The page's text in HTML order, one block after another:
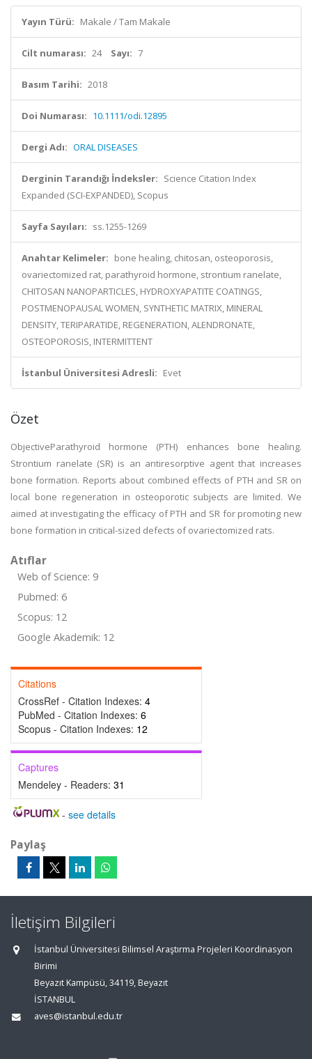
Yayın Türü: Makale / Tam Makale
Cilt numarası: 24 Sayı: 7
Basım Tarihi: 2018
Doi Numarası: 10.1111/odi.12895
Dergi Adı: ORAL DISEASES
Derginin Tarandığı İndeksler: Science Citation Index
Expanded (SCI-EXPANDED), Scopus
Sayfa Sayıları: ss.1255-1269
Anahtar Kelimeler: bone healing, chitosan, osteoporosis,
ovariectomized rat, parathyroid hormone, strontium ranelate,
CHITOSAN NANOPARTICLES, HYDROXYAPATITE COATINGS,
POSTMENOPAUSAL WOMEN, SYNTHETIC MATRIX, MINERAL
DENSITY, TERIPARATIDE, REGENERATION, ALENDRONATE,
OSTEOPOROSIS, INTERMITTENT
İstanbul Üniversitesi Adresli: Evet
Özet
ObjectiveParathyroid hormone (PTH) enhances bone healing.
Strontium ranelate (SR) is an antiresorptive agent that increases
bone formation. Reports about combined effects of PTH and SR on
local bone regeneration in osteoporotic subjects are limited. We
aimed at investigating the efficacy of PTH and SR for promoting new
bone formation in critical-sized defects of ovariectomized rats.
Atıflar
Web of Science: 9
Pubmed: 6
Scopus: 12
Google Akademik: 12
Citations
CrossRef - Citation Indexes: 4
PubMed - Citation Indexes: 6
Scopus - Citation Indexes: 12
Captures
Mendeley - Readers: 31
- see details
Paylaş
İletişim Bilgileri
İstanbul Üniversitesi Bilimsel Araştırma Projeleri Koordinasyon
Birimi
Beyazıt Kampüsü, 34119, Beyazıt
İSTANBUL
aves@istanbul.edu.tr